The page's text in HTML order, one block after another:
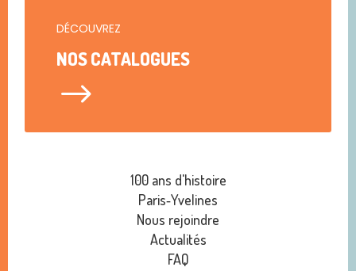
DÉCOUVREZ
NOS CATALOGUES
$
100 ans d'histoire
Paris‑Yvelines
Nous rejoindre
Actualités
FAQ